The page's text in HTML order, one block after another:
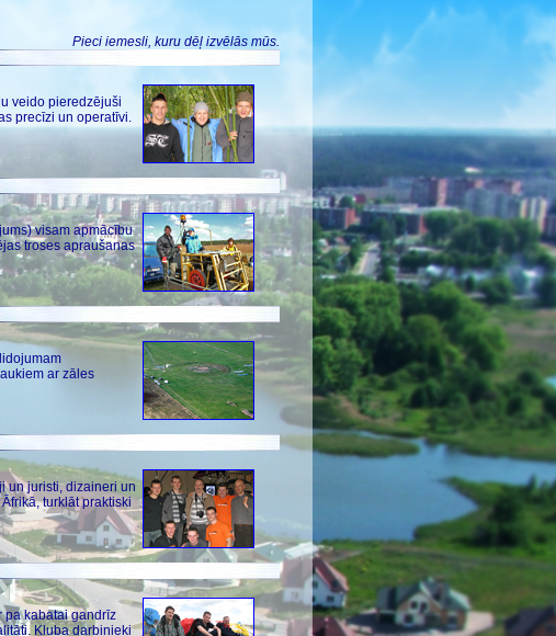
Pieci iemesli, kuru dēļ izvēlās mūs.
veido pieredzējuši
precīzi un operatīvi.
visam apmācību
troses apraušanas
ar zāles
un juristi, dizaineri un
turklāt praktiski
pa kabatai gandrīz
Kluba darbinieki